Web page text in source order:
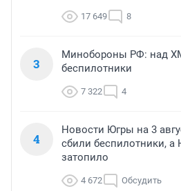
17 649 8
3
Минобороны РФ: над
беспилотники
7 322 4
4
Новости Югры на 3
сбили беспилотники, а
затопило
4 672 Обсудить